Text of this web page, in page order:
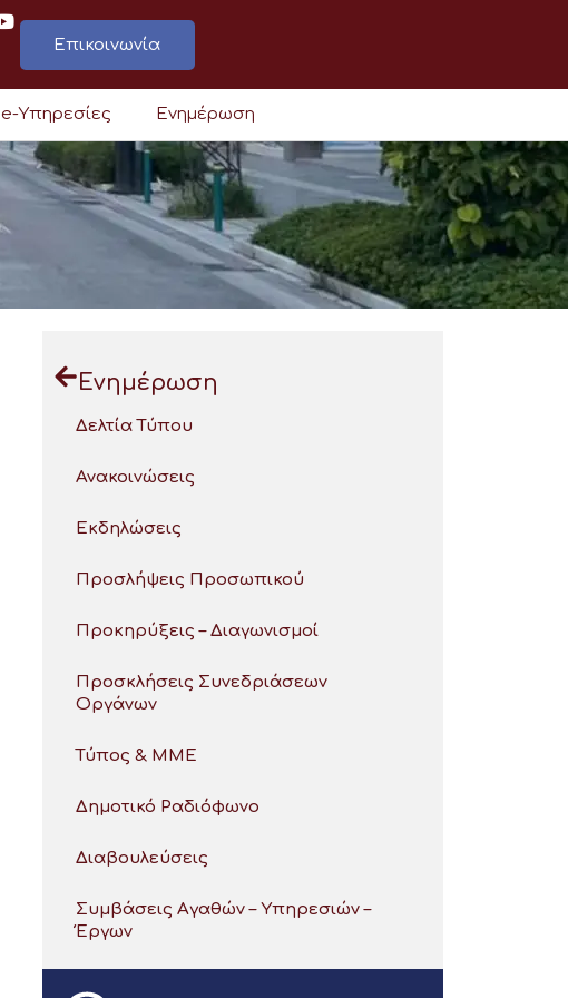
Επικοινωνία
e-Υπηρεσίες Ενημέρωση
Ενημέρωση
Δελτία Τύπου
Ανακοινώσεις
Εκδηλώσεις
Προσλήψεις Προσωπικού
Προκηρύξεις – Διαγωνισμοί
Προσκλήσεις Συνεδριάσεων
Οργάνων
Τύπος & ΜΜΕ
Δημοτικό Ραδιόφωνο
Διαβουλεύσεις
Συμβάσεις Αγαθών – Υπηρεσιών –
Έργων